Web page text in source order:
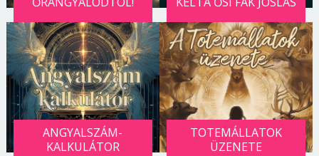
ANGYALSZÁM-
KALKULÁTOR
TOTEMÁLLATOK
ÜZENETE